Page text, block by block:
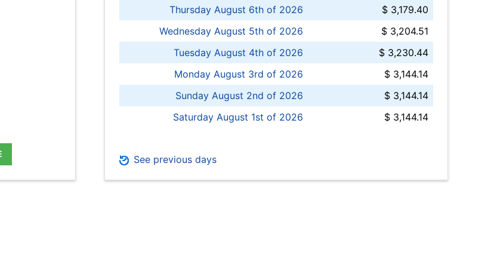
Thursday August 6th of 2026
$ 3,179.40
Wednesday August 5th of 2026
$ 3,204.51
Tuesday August 4th of 2026
$ 3,230.44
Monday August 3rd of 2026
$ 3,144.14
Sunday August 2nd of 2026
$ 3,144.14
Saturday August 1st of 2026
$ 3,144.14
See previous days